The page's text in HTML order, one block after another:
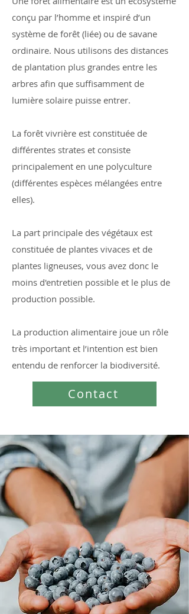
conçu par l’homme et inspiré d’un
système de forêt (liée) ou de savane
ordinaire. Nous utilisons des distances
de plantation plus grandes entre les
arbres afin que suffisamment de
lumière solaire puisse entrer.
La forêt vivrière est constituée de
différentes strates et consiste
principalement en une polyculture
(différentes espèces mélangées entre
elles).
La part principale des végétaux est
constituée de plantes vivaces et de
plantes ligneuses, vous avez donc le
moins d'entretien possible et le plus de
production possible.
La production alimentaire joue un rôle
très important et l’intention est bien
entendu de renforcer la biodiversité.
Contact